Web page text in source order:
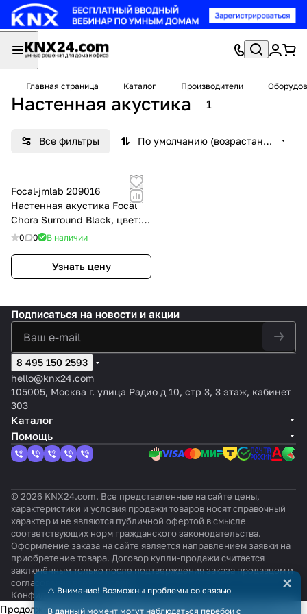
Главная страница Каталог Производители
Настенная акустика 1
Все фильтры По умолчанию (возрастание)
Focal-jmlab 209016
Настенная акустика Focal
Chora Surround Black, цвет:
Чёрный
0 0 В наличии
Узнать цену
Подписаться на новости и акции
8 495 150 2593
hello@knx24.com
105005, Москва г. улица Радио д 10, стр 3, 3 этаж, кабинет
303
Каталог
Помощь
© 2026 KNX24.com. Все представленные на сайте цены,
характеристики и условия продажи товаров носят справочный
характер и не являются публичной офертой в смысле
соответствующих норм гражданского законодательства.
Оформление заказа на сайте является направлением заявки на
приобретение товара. Договор купли-продажи считается
заключённым только после подтверждения заказа продавцом и
согласования всех условий.
КонфиденциальностьОферта
⚠️ Внимание! Возможны проблемы со связью
В данный момент могут наблюдаться перебои с
×
Продолжая использовать наш сайт, вы даёте согласие на